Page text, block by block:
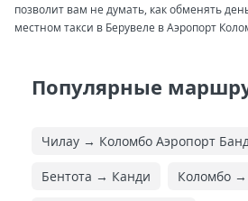
позволит вам не думать, как обменять
местном такси в Берувеле в Аэропорт
Популярные
Чилау → Коломбо Аэропорт
Бентота → Канди Коломбо